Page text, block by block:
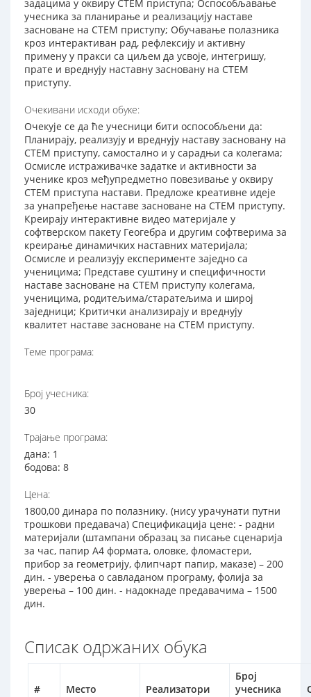
задацима у оквиру СТЕМ приступа; Оспособљавање
учесника за планирање и реализацију наставе
засноване на СТЕМ приступу; Обучавање полазника
кроз интерактиван рад, рефлексију и активну
примену у пракси са циљем да усвоје, интегришу,
прате и вреднују наставну засновану на СТЕМ
приступу.
Очекивани исходи обуке:
Очекује се да ће учесници бити оспособљени да:
Планирају, реализују и вреднују наставу засновану на
СТЕМ приступу, самостално и у сарадњи са колегама;
Осмисле истраживачке задатке и активности за
ученике кроз међупредметно повезивање у оквиру
СТЕМ приступа настави. Предложе креативне идеје
за унапређење наставе засноване на СТЕМ приступу.
Креирају интерактивне видео материјале у
софтверском пакету Геогебра и другим софтверима за
креирање динамичких наставних материјала;
Осмисле и реализују експерименте заједно са
ученицима; Представе суштину и специфичности
наставе засноване на СТЕМ приступу колегама,
ученицима, родитељима/старатељима и широј
заједници; Критички анализирају и вреднују
квалитет наставе засноване на СТЕМ приступу.
Теме програма:
Број учесника:
30
Трајање програма:
дана: 1
бодова: 8
Цена:
1800,00 динара по полазнику. (нису урачунати путни
трошкови предавача) Спецификација цене: - радни
материјали (штампани образац за писање сценарија
за час, папир А4 формата, оловке, фломастери,
прибор за геометрију, флипчарт папир, маказе) – 200
дин. - уверења о савладаном програму, фолија за
уверења – 100 дин. - надокнаде предавачима – 1500
дин.
Списак одржаних обука
# Место Реализатори
Број
учесника